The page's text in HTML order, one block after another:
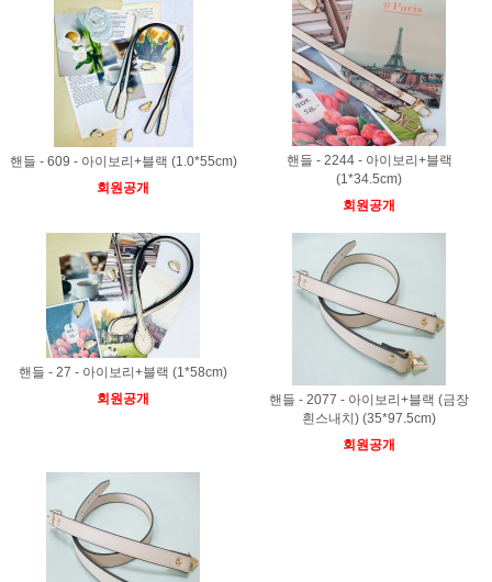
핸들 - 609 - 아이보리+블랙 (1.0*55cm)
회원공개
핸들 - 2244 - 아이보리+블랙
(1*34.5cm)
회원공개
핸들 - 27 - 아이보리+블랙 (1*58cm)
회원공개
핸들 - 2077 - 아이보리+블랙 (금장
흰스내치) (35*97.5cm)
회원공개